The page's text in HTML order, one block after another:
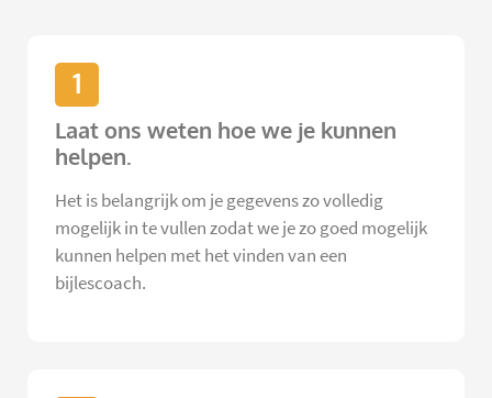
1
Laat ons weten hoe we je kunnen
helpen.
Het is belangrijk om je gegevens zo volledig
mogelijk in te vullen zodat we je zo goed mogelijk
kunnen helpen met het vinden van een
bijlescoach.